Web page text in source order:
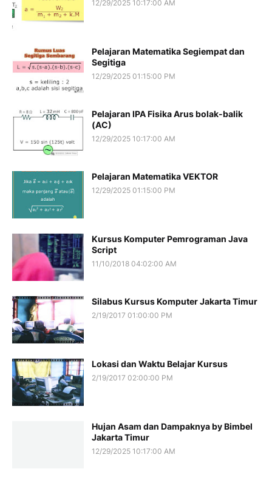
12/29/2025 10:17:00 AM
Pelajaran Matematika Segiempat dan
Segitiga
12/29/2025 01:15:00 PM
Pelajaran IPA Fisika Arus bolak-balik
(AC)
12/29/2025 10:17:00 AM
Pelajaran Matematika VEKTOR
12/29/2025 01:15:00 PM
Kursus Komputer Pemrograman Java
Script
11/10/2018 04:02:00 AM
Silabus Kursus Komputer Jakarta Timur
2/19/2017 01:00:00 PM
Lokasi dan Waktu Belajar Kursus
2/19/2017 02:00:00 PM
Hujan Asam dan Dampaknya by Bimbel
Jakarta Timur
12/29/2025 10:17:00 AM